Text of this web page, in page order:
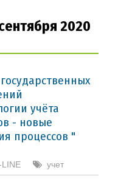
2020
учёта
- новые
процессов "
учет